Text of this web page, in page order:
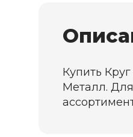
Купить
Металл.